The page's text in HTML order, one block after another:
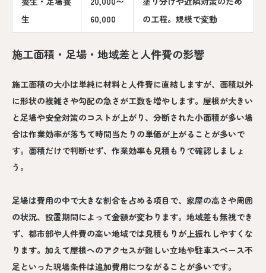
生
60,000
の工程。規模で変動
施工面積・足場・地域差と人件費の影響
施工面積の大小は単純に材料と人件費に直結しますが、面積以外
に形状の複雑さや勾配の急さが工数を増やします。屋根が大きい
と足場や安全対策のコストが上がり、分断された小面積が多い場
合は作業効率が落ちて時間当たりの単価が上がることが多いで
す。面積だけで判断せず、作業効率も見積もりで確認しましょ
う。
足場は費用の中で大きな割合を占める項目で、家屋の高さや周囲
の状況、設置期間によって金額が変わります。地域差も無視でき
ず、都市部や人件費の高い地域では見積もりが上振れしやすくな
ります。加えて屋根へのアクセスが難しい立地や駐車スペース不
足といった現場条件は追加費用につながることが多いです。